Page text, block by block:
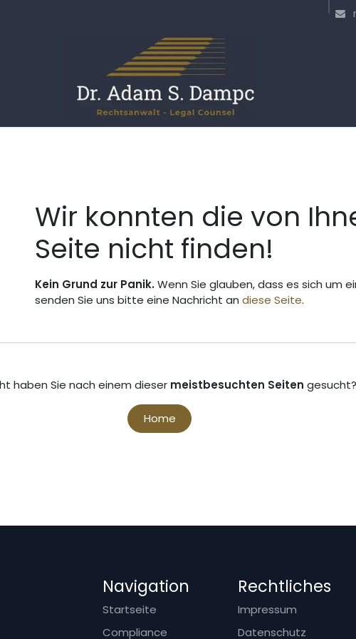
Fehler 404
Wir konnten die von
Seite nicht finden!
Kein Grund zur Panik.Wenn Sie glauben, dass es sich um
senden Sie uns bitte eine Nachricht an diese Seite.
haben Sie nach einem dieser meistbesuchten Seiten gesucht?
Home
Navigation
Startseite
Compliance
Rechtliches
Impressum
Datenschutz